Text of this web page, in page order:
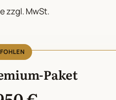
zzgl. MwSt.
Paket